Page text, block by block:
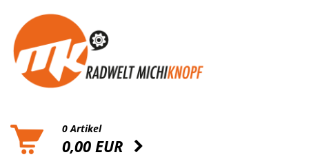
0 Artikel
0,00 EUR